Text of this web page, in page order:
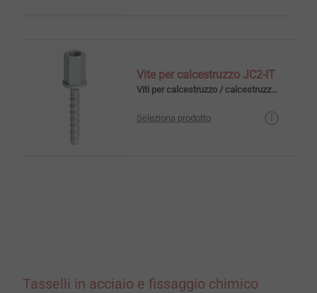
Vite per calcestruzzo JC2-IT
Viti per calcestruzzo / calcestruzzo cellulare
Seleziona prodotto
Tasselli in acciaio e fissaggio chimico